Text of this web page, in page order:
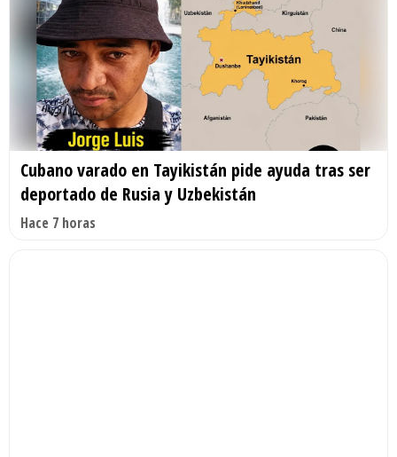
Cubano varado en Tayikistán pide ayuda tras ser
deportado de Rusia y Uzbekistán
Hace 7 horas